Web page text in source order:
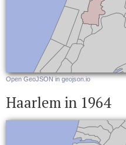
Open GeoJSON in geojson.io
Haarlem in 1964